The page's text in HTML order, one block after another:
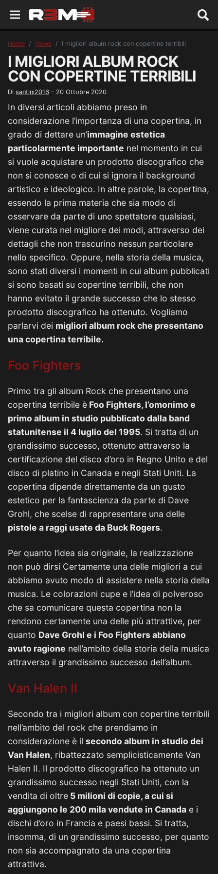
Home News I migliori album rock con copertine terribili
I MIGLIORI ALBUM ROCK
CON COPERTINE TERRIBILI
Di santini2016 - 20 Ottobre 2020
In diversi articoli abbiamo preso in
considerazione l’importanza di una copertina, in
grado di dettare un’immagine estetica
particolarmente importante nel momento in cui
si vuole acquistare un prodotto discografico che
non si conosce o di cui si ignora il background
artistico e ideologico. In altre parole, la copertina,
essendo la prima materia che sia modo di
osservare da parte di uno spettatore qualsiasi,
viene curata nel migliore dei modi, attraverso dei
dettagli che non trascurino nessun particolare
nello specifico. Oppure, nella storia della musica,
sono stati diversi i momenti in cui album pubblicati
si sono basati su copertine terribili, che non
hanno evitato il grande successo che lo stesso
prodotto discografico ha ottenuto. Vogliamo
parlarvi dei migliori album rock che presentano
una copertina terribile.
Foo Fighters
Primo tra gli album Rock che presentano una
copertina terribile è Foo Fighters, l’omonimo e
primo album in studio pubblicato dalla band
statunitense il 4 luglio del 1995. Si tratta di un
grandissimo successo, ottenuto attraverso la
certificazione del disco d’oro in Regno Unito e del
disco di platino in Canada e negli Stati Uniti. La
copertina dipende direttamente da un gusto
estetico per la fantascienza da parte di Dave
Grohl, che scelse di rappresentare una delle
pistole a raggi usate da Buck Rogers.
Per quanto l’idea sia originale, la realizzazione
non può dirsi Certamente una delle migliori a cui
abbiamo avuto modo di assistere nella storia della
musica. Le colorazioni cupe e l’idea di polveroso
che sa comunicare questa copertina non la
rendono certamente una delle più attrattive, per
quanto Dave Grohl e i Foo Fighters abbiano
avuto ragione nell’ambito della storia della musica
attraverso il grandissimo successo dell’album.
Van Halen II
Secondo tra i migliori album con copertine terribili
nell’ambito del rock che prendiamo in
considerazione è il secondo album in studio dei
Van Halen, ribattezzato semplicisticamente Van
Halen II. Il prodotto discografico ha ottenuto un
grandissimo successo negli Stati Uniti, con la
vendita di oltre 5 milioni di copie, a cui si
aggiungono le 200 mila vendute in Canada e i
dischi d’oro in Francia e paesi bassi. Si tratta,
insomma, di un grandissimo successo, per quanto
non sia accompagnato da una copertina
attrattiva.